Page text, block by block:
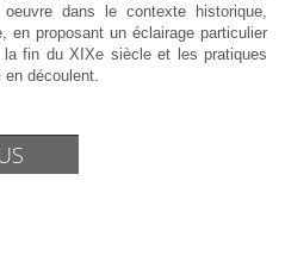
dans le contexte historique,
en proposant un éclairage particulier
fin du XIXe siècle et les pratiques
découlent.